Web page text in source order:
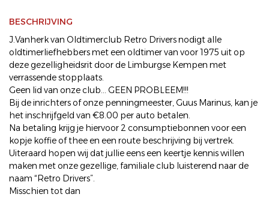
BESCHRIJVING
J.Vanherk van Oldtimerclub Retro Drivers nodigt alle
oldtimerliefhebbers met een oldtimer van voor 1975 uit op
deze gezelligheidsrit door de Limburgse Kempen met
verrassende stopplaats.
Geen lid van onze club... GEEN PROBLEEM!!!
Bij de inrichters of onze penningmeester, Guus Marinus, kan je
het inschrijfgeld van €8.00 per auto betalen.
Na betaling krijg je hiervoor 2 consumptiebonnen voor een
kopje koffie of thee en een route beschrijving bij vertrek.
Uiteraard hopen wij dat jullie eens een keertje kennis willen
maken met onze gezellige, familiale club luisterend naar de
naam “Retro Drivers”.
Misschien tot dan